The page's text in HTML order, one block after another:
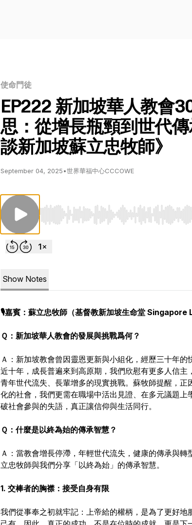
使命門徒
EP222 新加坡華人教會
思：從增長瓶頸到世代
談新加坡蘇立忠牧師》
September 04, 2025•世界華福中心CCCOWE
Use Left/Right to seek, Home/End to jump
Show Notes
🎙️嘉賓：蘇立忠牧師（基督教新加坡生命堂 Singapore
Ｑ：新加坡華人教會的發展與挑戰爲何？
Ａ：新加坡教會曾因靈恩更新與小組化，經歷三十年的
近十年，成長普遍來到高原期，我們欣慰有更多人信主
青年世代流失、長輩增多的現實挑戰。蘇牧師提醒，正
化的社會，我們更需在職場中活出見證、在多元議題上
破社會參與的失語，真正讓信仰與生活同行。
Ｑ：什麼是以終為始的傳承智慧？
Ａ：當教會增長停滯，年輕世代流失，健康的傳承與轉
立忠牧師與我們分享「以終為始」的傳承智慧。
1.⁠ ⁠交棒者的胸襟：接受自身有限
我們從事奉之初就牢記：上帝給的權柄，是為了更好地